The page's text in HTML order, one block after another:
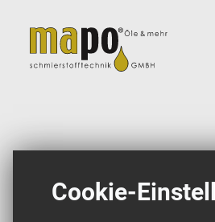
Cookie-